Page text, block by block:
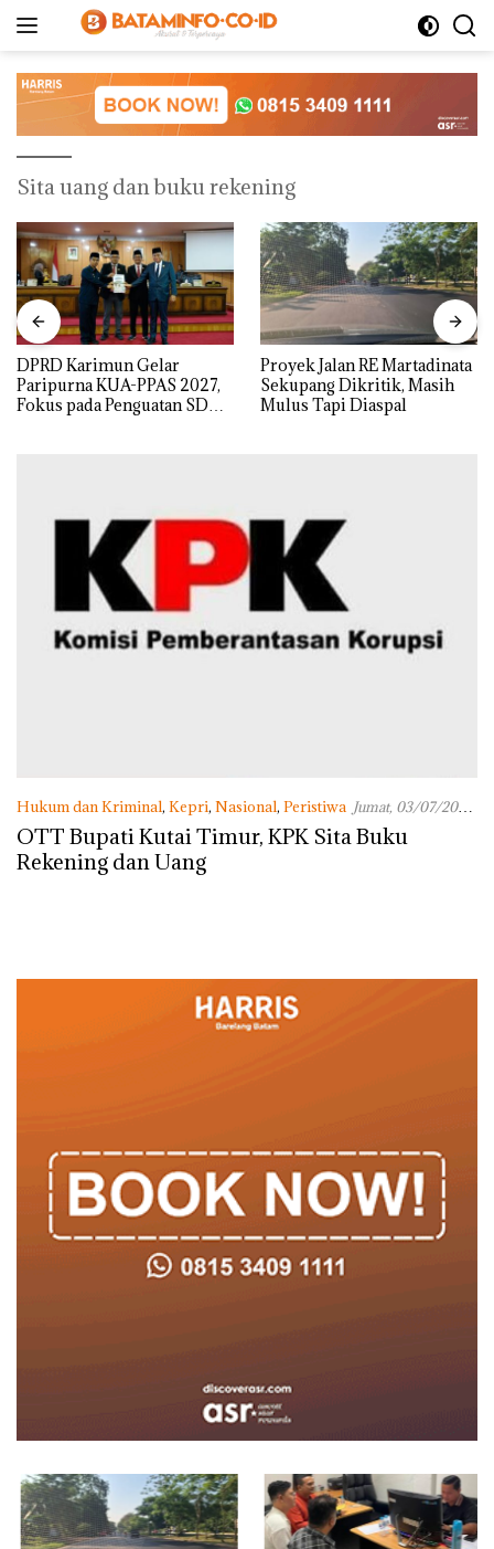
Sita uang dan buku rekening
DPRD Karimun Gelar
Paripurna KUA-PPAS 2027,
Fokus pada Penguatan SDM,
Proyek Jalan RE Martadinata
Sekupang Dikritik, Masih
Mulus Tapi Diaspal
Hukum dan Kriminal, Kepri, Nasional, Peristiwa Jumat, 03/07/2020
- 09:58 WIB
OTT Bupati Kutai Timur, KPK Sita Buku
Rekening dan Uang